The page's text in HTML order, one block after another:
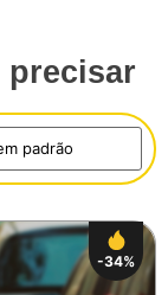
precisar
-34%